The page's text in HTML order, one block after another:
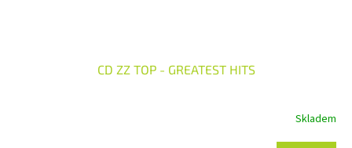
CD ZZ TOP - GREATEST HITS
Skladem